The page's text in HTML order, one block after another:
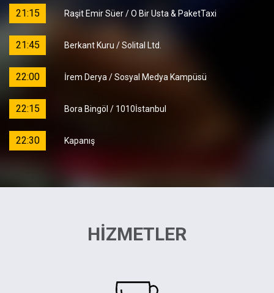
21:15 Raşit Emir Süer / O Bir Usta & PaketTaxi
21:45 Berkant Kuru / Solital Ltd.
22:00 İrem Derya / Sosyal Medya Kampüsü
22:15 Bora Bingöl / 1010İstanbul
22:30 Kapanış
HİZMETLER